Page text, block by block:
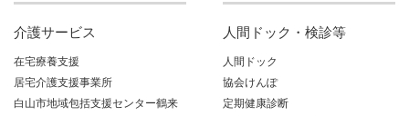
介護サービス
在宅療養支援
居宅介護支援事業所
白山市地域包括支援センター鶴来
人間ドック・検診等
人間ドック
協会けんぽ
定期健康診断